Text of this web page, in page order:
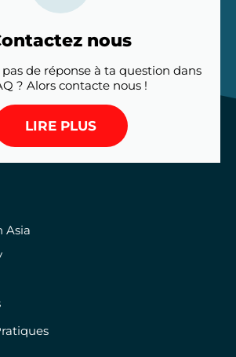
nous
de réponse à ta question dans
? Alors contacte nous !
LIRE PLUS
Asia